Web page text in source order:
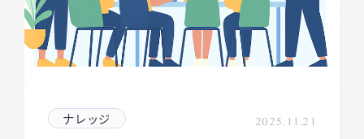
ナレッジ 2025.11.21